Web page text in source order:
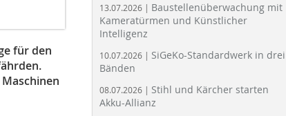
für den
13.07.2026 | Baustellenüberwachung mit
Kameratürmen und Künstlicher
Intelligenz
10.07.2026 | SiGeKo-Standardwerk in drei
Bänden
08.07.2026 | Stihl und Kärcher starten
Akku-Allianz